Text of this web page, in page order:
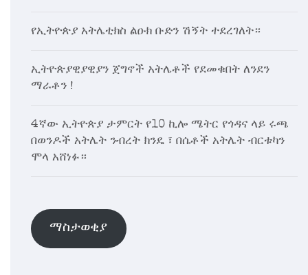
የኢትዮጵያ አትሌቲክስ ልዑክ ቡድን ሽኝት ተደረገለት።
ኢትዮጵያዊያዊያን ጀግኖች አትሌቶች የደመቁበት ለንደን
ማራቶን !
4ኛው ኢትዮጵያ ታምርት የ10 ኪሎ ሜትር የጎዳና ላይ ሩጫ
በወንዶች አትሌት ንብረት ክንዴ ፣ በሴቶች አትሌት ብርቱካን
ሞላ አሸነፉ።
ማስታወቂያ